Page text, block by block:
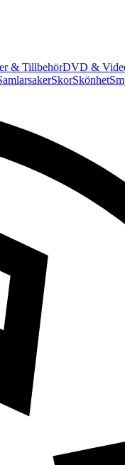
& TillbehörDVD &
SkorSkönhet